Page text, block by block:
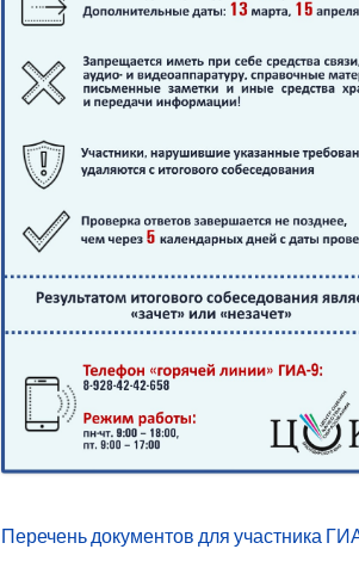
Перечень документов для участника